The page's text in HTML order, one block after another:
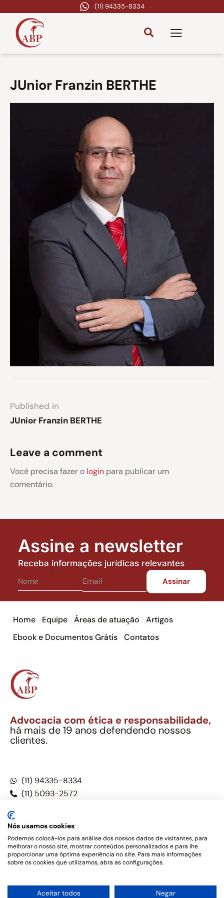
(11) 94335-8334
JUnior Franzin BERTHE
Published in
JUnior Franzin BERTHE
Leave a comment
Você precisa fazer o login para publicar um
comentário.
Assine a newsletter
Receba informações jurídicas relevantes
Home Equipe Áreas de atuação
Artigos
Ebook e Documentos Grátis
Contatos
Advocacia com ética e responsabilidade,
há mais de 19 anos defendendo nossos
clientes.
(11) 94335-8334
(11) 5093-2572
Este site não é um produto Meta Platforms, Inc., Google LLC,
tampouco oferece serviços públicos oficiais. Somos um
o Código de Ética e Disciplina da OAB do Brasil – Alexandre
Nós usamos cookies
Podemos colocá-los para análise dos nossos dados de visitantes, para
melhorar o nosso site, mostrar conteúdos personalizados e para lhe
proporcionar uma óptima experiência no site. Para mais informações
sobre os cookies que utilizamos, abra as configurações.
Aceitar todos Negar